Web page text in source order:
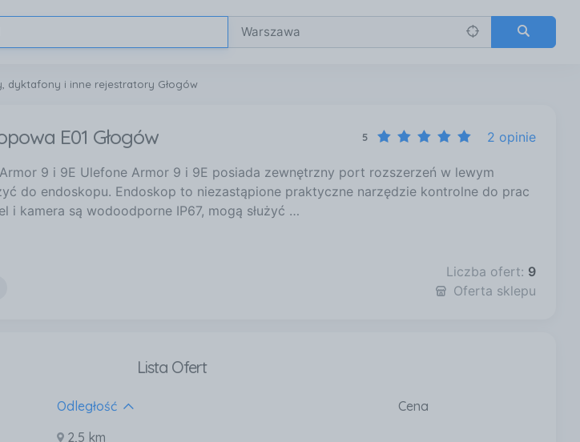
dyktafony i inne rejestratory Głogów
E01 Głogów 5 2 opinie
9 i 9E Ulefone Armor 9 i 9E posiada zewnętrzny port rozszerzeń w lewym
do endoskopu. Endoskop to niezastąpione praktyczne narzędzie kontrolne do prac
i kamera są wodoodporne IP67, mogą służyć …
Liczba ofert: 9
Oferta sklepu
Lista Ofert
Odległość
Cena
2,5 km